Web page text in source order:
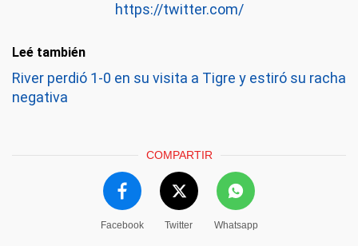
https://twitter.com/
Leé también
River perdió 1-0 en su visita a Tigre y estiró su racha
negativa
COMPARTIR
Facebook Twitter Whatsapp